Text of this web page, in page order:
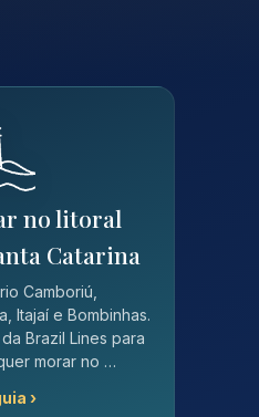
no litoral
Catarina
Camboriú,
Itajaí e Bombinhas.
Brazil Lines para
morar no …
›